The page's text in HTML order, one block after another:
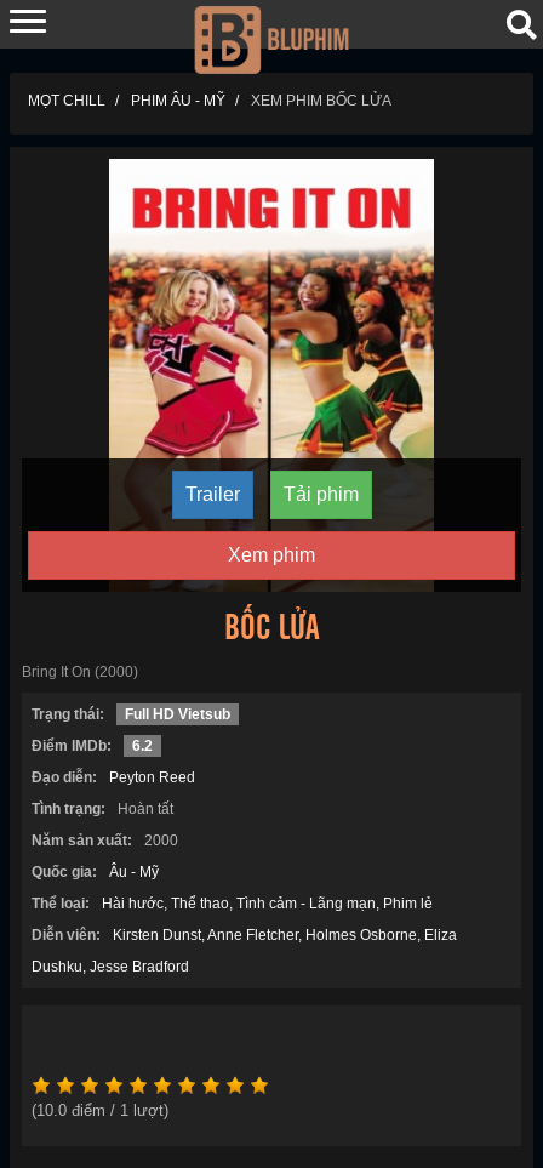
MỌT CHILL PHIM ÂU - MỸ XEM PHIM BỐC LỬA
Trailer Tải phim
Xem phim
BỐC LỬA
Bring It On (2000)
Trạng thái:
Full HD Vietsub
Điểm IMDb:
6.2
Đạo diễn:
Peyton Reed
Tình trạng:
Hoàn tất
Năm sản xuất:
2000
Quốc gia:
Âu - Mỹ
Thể loại:
Hài hước Thể thao Tình cảm - Lãng mạn
Phim lẻ
Diễn viên:
Kirsten Dunst Anne Fletcher Holmes Osborne
Eliza
Dushku Jesse Bradford
(10.0 điểm / 1 lượt)